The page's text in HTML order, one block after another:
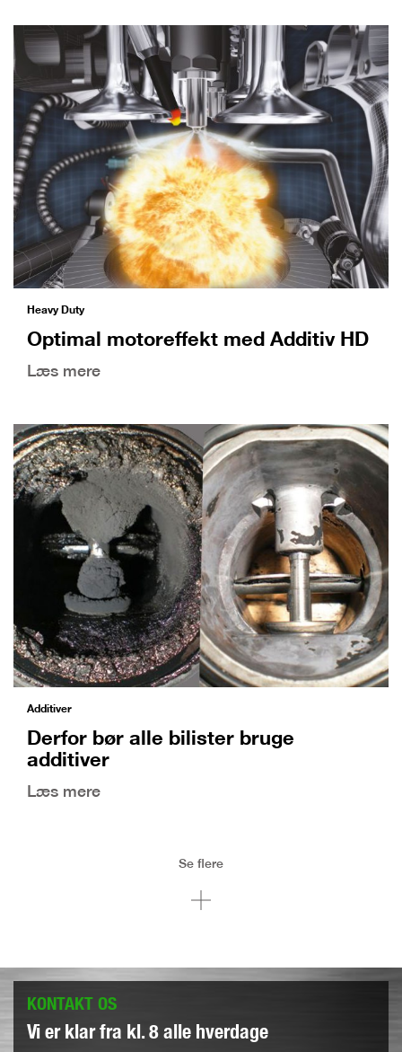
Heavy Duty
Optimal motoreffekt med Additiv HD
Læs mere
Additiver
Derfor bør alle bilister bruge
additiver
Læs mere
Se flere
KONTAKT OS
Vi er klar fra kl. 8 alle hverdage